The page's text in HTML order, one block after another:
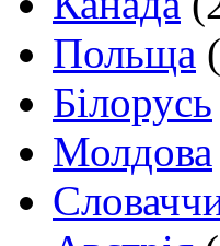
Польща
Білорусь
Молдова